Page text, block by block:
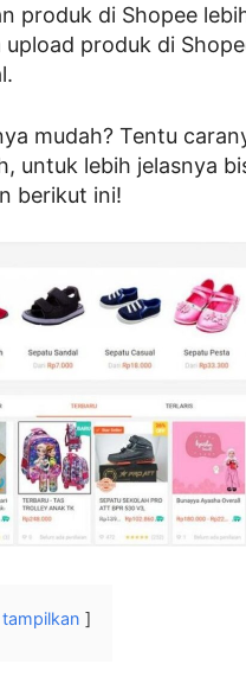
produk di Shopee
upload produk di
mudah? Tentu
untuk lebih jelasnya
berikut ini!
tampilkan